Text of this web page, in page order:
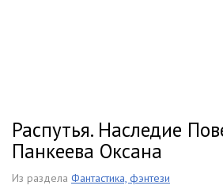
Распутья. Наследие
Панкеева Оксана
Из раздела Фантастика, фэнтези